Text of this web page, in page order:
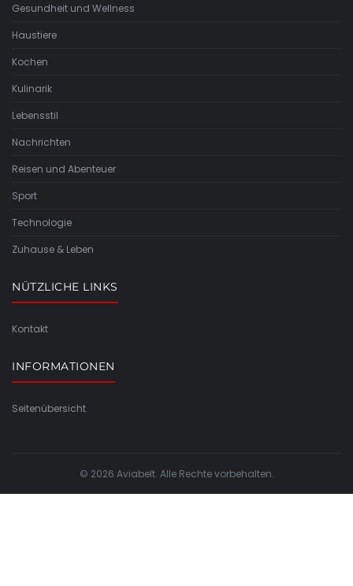
Gesundheit und Wellness
Haustiere
Kochen
Kulinarik
Lebensstil
Nachrichten
Reisen und Abenteuer
Sport
Technologie
Zuhause & Leben
NÜTZLICHE LINKS
Kontakt
INFORMATIONEN
Seitenübersicht
© 2026 Aviabelt. Alle Rechte vorbehalten.